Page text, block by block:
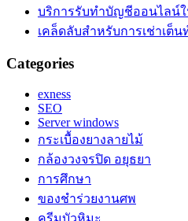
บริการรับทำบัญชีออนไลน์
เคล็ดลับสำหรับการเช่าเต็น
Categories
exness
SEO
Server windows
กระเบื้องยางลายไม้
กล้องวงจรปิด อยุธยา
การศึกษา
ของชำร่วยงานศพ
ครีมบัวหิมะ